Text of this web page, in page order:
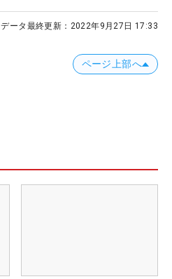
データ最終更新： 2022年9月27日 17:33
ページ上部へ